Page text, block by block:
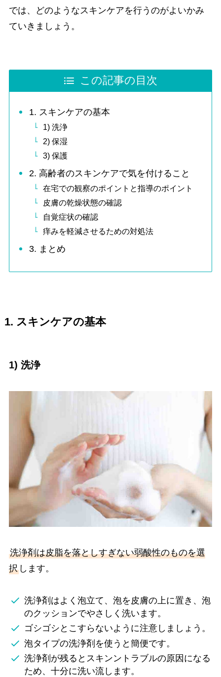
では、どのようなスキンケアを行うのがよいかみ
ていきましょう。
この記事の目次
1. スキンケアの基本
1) 洗浄
2) 保湿
3) 保護
2. 高齢者のスキンケアで気を付けること
在宅での観察のポイントと指導のポイント
皮膚の乾燥状態の確認
自覚症状の確認
痒みを軽減させるための対処法
3. まとめ
1. スキンケアの基本
1) 洗浄
洗浄剤は皮脂を落としすぎない弱酸性のものを選
択します。
洗浄剤はよく泡立て、泡を皮膚の上に置き、泡
のクッションでやさしく洗います。
ゴシゴシとこすらないように注意しましょう。
泡タイプの洗浄剤を使うと簡便です。
洗浄剤が残るとスキンントラブルの原因になる
ため、十分に洗い流します。